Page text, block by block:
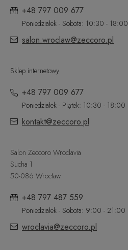
+48 797 009 677
Poniedziałek - Sobota: 10:30 - 18:00
salon.wroclaw@zeccoro.pl
Sklep internetowy
+48 797 009 677
Poniedziałek - Piątek: 10:30 - 18:00
kontakt@zeccoro.pl
Salon Zeccoro Wroclavia
Sucha 1
50-086 Wrocław
+48 797 487 559
Poniedziałek - Sobota: 9:00 - 21:00
wroclavia@zeccoro.pl